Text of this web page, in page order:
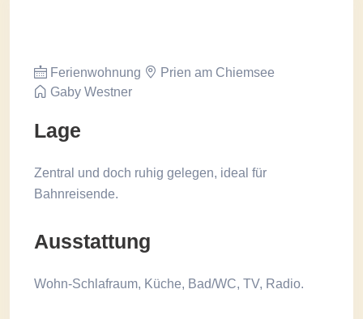
Ferienwohnung
Prien am Chiemsee
Gaby Westner
Lage
Zentral und doch ruhig gelegen, ideal für
Bahnreisende.
Ausstattung
Wohn-Schlafraum, Küche, Bad/WC, TV, Radio.